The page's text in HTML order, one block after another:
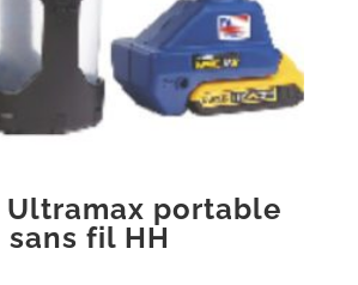
Ultramax portable
sans fil HH